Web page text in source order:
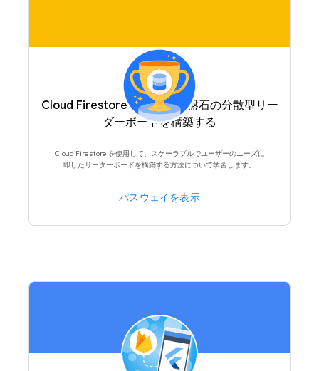
Cloud Firestore を利用して盤石の分散型リー
ダーボードを構築する
Cloud Firestore を使用して、スケーラブルでユーザーのニーズに
即したリーダーボードを構築する方法について学習します。
パスウェイを表示